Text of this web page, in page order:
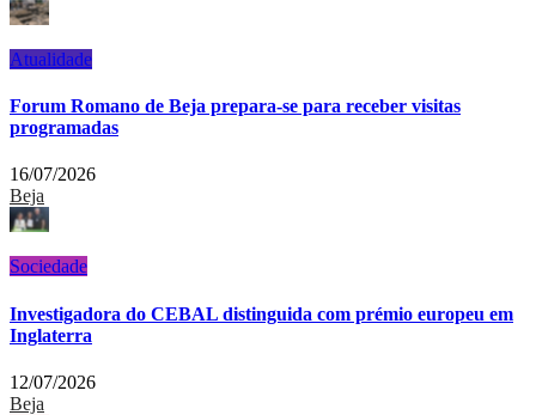
Atualidade
Forum Romano de Beja prepara-se para receber visitas
programadas
16/07/2026
Beja
Sociedade
Investigadora do CEBAL distinguida com prémio europeu em
Inglaterra
12/07/2026
Beja